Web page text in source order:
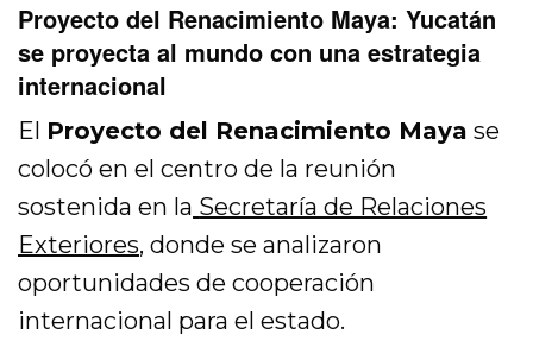
Proyecto del Renacimiento Maya: Yucatán
se proyecta al mundo con una estrategia
internacional
El Proyecto del Renacimiento Maya se
colocó en el centro de la reunión
sostenida en la Secretaría de Relaciones
Exteriores, donde se analizaron
oportunidades de cooperación
internacional para el estado.